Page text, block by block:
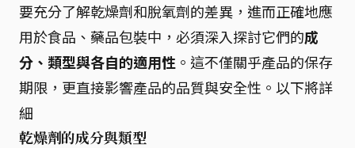
要充分了解乾燥劑和脫氧劑的差異，進而正確地應
用於食品、藥品包裝中，必須深入探討它們的成
分、類型與各自的適用性 。這不僅關乎產品的保存
期限，更直接影響產品的品質與安全性。以下將詳
細
乾燥劑的成分與類型